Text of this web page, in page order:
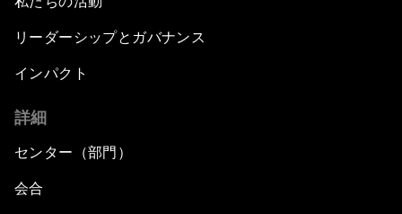
リーダーシップとガバナンス
インパクト
詳細
センター（部門）
会合